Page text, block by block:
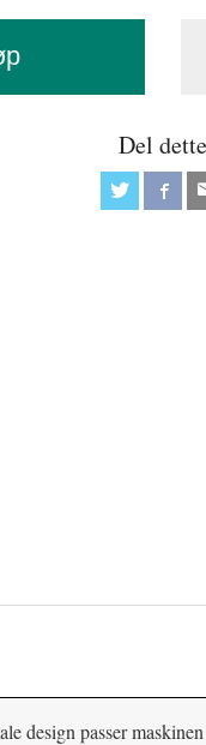
Del dette
design passer